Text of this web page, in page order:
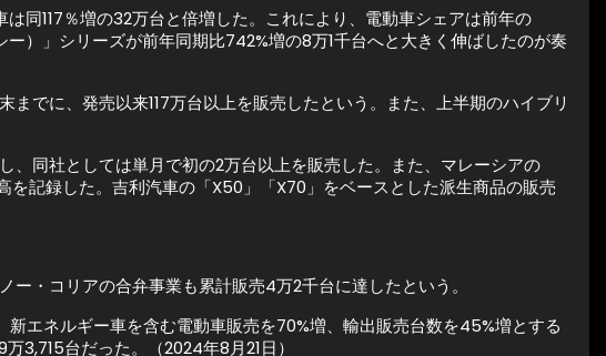
同117％増の32万台と倍増した。これにより、電動車シェアは前年の
）」シリーズが前年同期比742%増の8万1千台へと大きく伸ばしたのが奏
でに、発売以来117万台以上を販売したという。また、上半期のハイブリ
、同社としては単月で初の2万台以上を販売した。また、マレーシアの
記録した。吉利汽車の「X50」「X70」をベースとした派生商品の販売
・コリアの合弁事業も累計販売4万2千台に達したという。
エネルギー車を含む電動車販売を70%増、輸出販売台数を45%増とする
3,715台だった。（2024年8月21日）